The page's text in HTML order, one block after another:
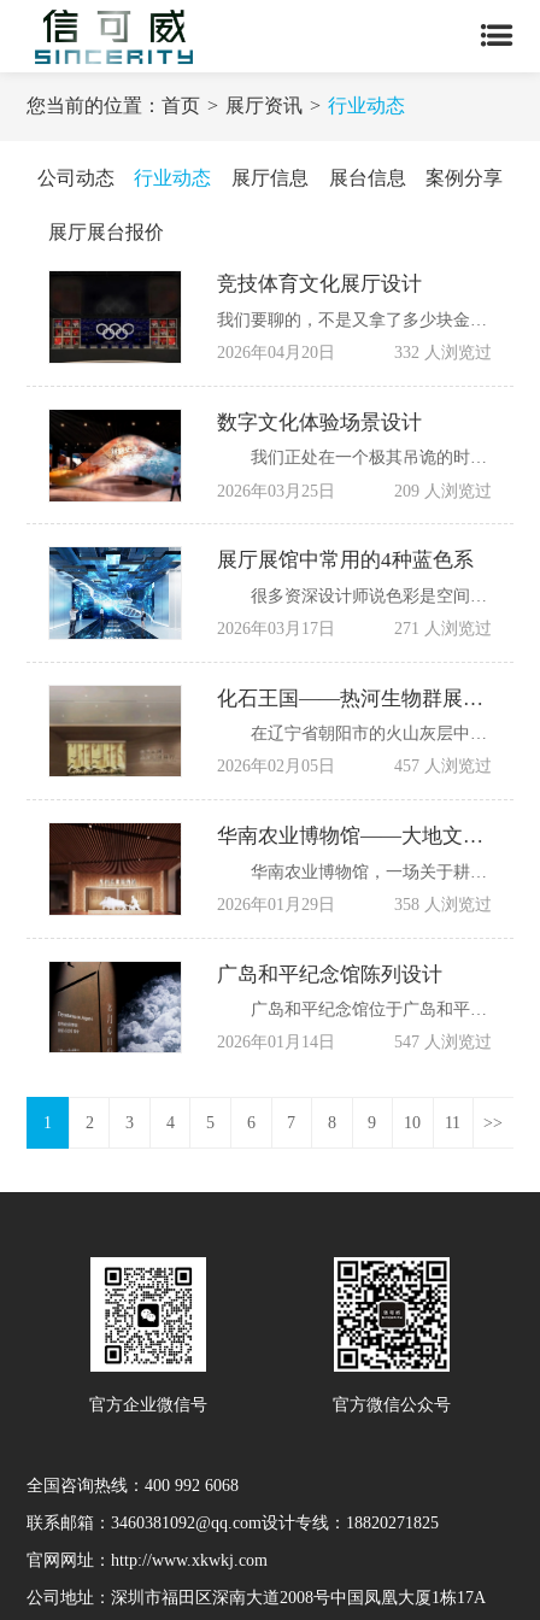
您当前的位置：首页 展厅资讯 行业动态
公司动态 行业动态 展厅信息 展台信息 案例分享
展厅展台报价
竞技体育文化展厅设计
2026年04月20日
332 人浏览过
数字文化体验场景设计
我们正处在一个极其吊诡的时代：一方面，我们前所未有地渴望“在场”——为了看一眼真迹，人们愿意在博物馆排队六小时;另一方面，我们又心安理得地接受“离场”——戴上头显，我们就能在虚拟空间里把玩那些甚至从未出土的文物。
2026年03月25日
209 人浏览过
展厅展馆中常用的4种蓝色系
2026年03月17日
271 人浏览过
化石王国——热河生物群展厅设计
2026年02月05日
457 人浏览过
华南农业博物馆——大地文明的诗篇
2026年01月29日
358 人浏览过
广岛和平纪念馆陈列设计
2026年01月14日
547 人浏览过
1 2 3 4 5 6 7 8 9 10 11 >>
官方企业微信号 官方微信公众号
全国咨询热线：400 992 6068
联系邮箱：3460381092@qq.com设计专线：18820271825
官网网址：http://www.xkwkj.com
公司地址：深圳市福田区深南大道2008号中国凤凰大厦1栋17A